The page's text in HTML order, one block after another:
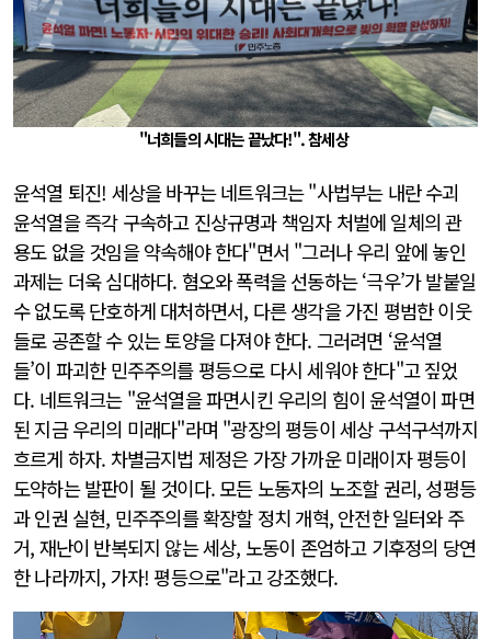
"너희들의 시대는 끝났다!". 참세상
윤석열 퇴진! 세상을 바꾸는 네트워크는 "사법부는 내란 수괴
윤석열을 즉각 구속하고 진상규명과 책임자 처벌에 일체의 관
용도 없을 것임을 약속해야 한다"면서 "그러나 우리 앞에 놓인
과제는 더욱 심대하다. 혐오와 폭력을 선동하는 ‘극우’가 발붙일
수 없도록 단호하게 대처하면서, 다른 생각을 가진 평범한 이웃
들로 공존할 수 있는 토양을 다져야 한다. 그러려면 ‘윤석열
들’이 파괴한 민주주의를 평등으로 다시 세워야 한다"고 짚었
다. 네트워크는 "윤석열을 파면시킨 우리의 힘이 윤석열이 파면
된 지금 우리의 미래다"라며 "광장의 평등이 세상 구석구석까지
흐르게 하자. 차별금지법 제정은 가장 가까운 미래이자 평등이
도약하는 발판이 될 것이다. 모든 노동자의 노조할 권리, 성평등
과 인권 실현, 민주주의를 확장할 정치 개혁, 안전한 일터와 주
거, 재난이 반복되지 않는 세상, 노동이 존엄하고 기후정의 당연
한 나라까지, 가자! 평등으로"라고 강조했다.